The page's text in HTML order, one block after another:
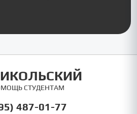
СТУДЕНТАМ
487-01-77